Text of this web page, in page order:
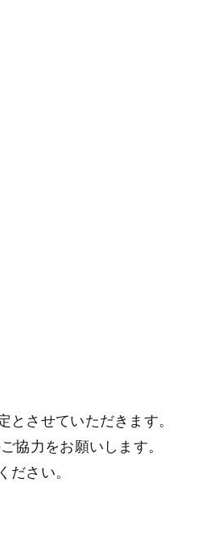
させていただきます。
協力をお願いします。
ださい。